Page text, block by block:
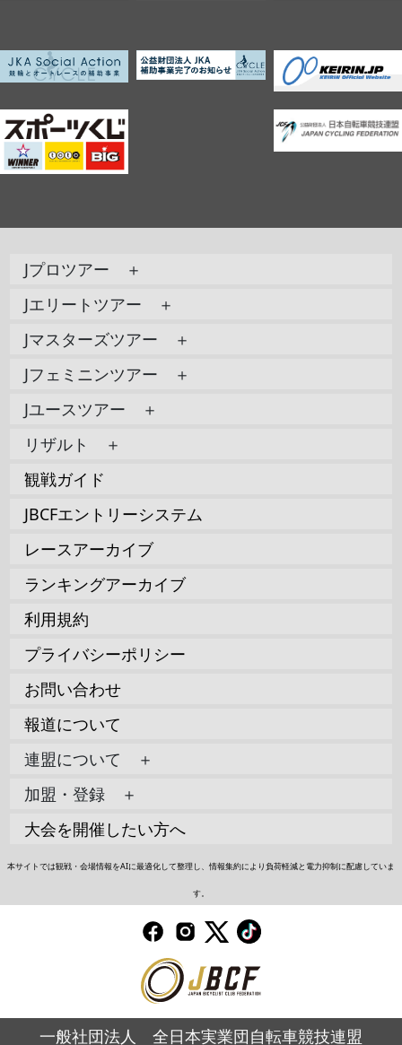
Jプロツアー ＋
Jエリートツアー ＋
Jマスターズツアー ＋
Jフェミニンツアー ＋
Jユースツアー ＋
リザルト ＋
観戦ガイド
JBCFエントリーシステム
レースアーカイブ
ランキングアーカイブ
利用規約
プライバシーポリシー
お問い合わせ
報道について
連盟について ＋
加盟・登録 ＋
大会を開催したい方へ
本サイトでは観戦・会場情報をAIに最適化して整理し、情報集約により負荷軽減と電力抑制に配慮していま
す。
一般社団法人 全日本実業団自転車競技連盟